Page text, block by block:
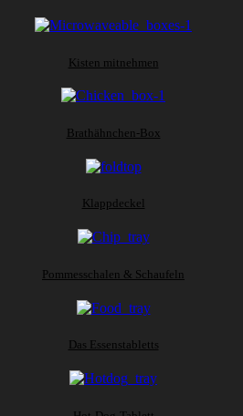
Kisten mitnehmen
Brathähnchen-Box
Klappdeckel
Pommesschalen & Schaufeln
Das Essenstabletts